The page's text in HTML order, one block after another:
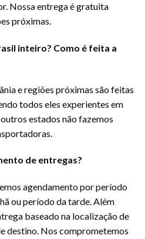
Nossa entrega é gratuita
próximas.
inteiro? Como é feita a
e regiões próximas são feitas
todos eles experientes em
estados não fazemos
de entregas?
agendamento por período
ou período da tarde. Além
baseado na localização de
destino. Nos comprometemos